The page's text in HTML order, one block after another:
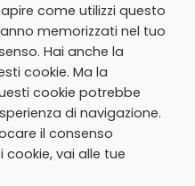
come utilizzi questo
memorizzati nel tuo
Hai anche la
cookie. Ma la
cookie potrebbe
di navigazione.
il consenso
vai alle tue